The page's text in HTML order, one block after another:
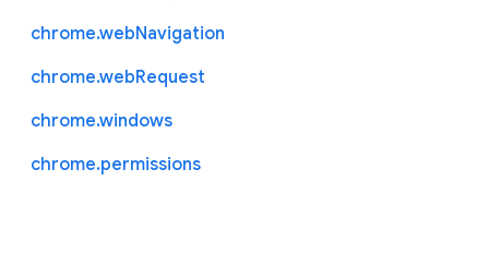
chrome.webNavigation
chrome.webRequest
chrome.windows
chrome.permissions